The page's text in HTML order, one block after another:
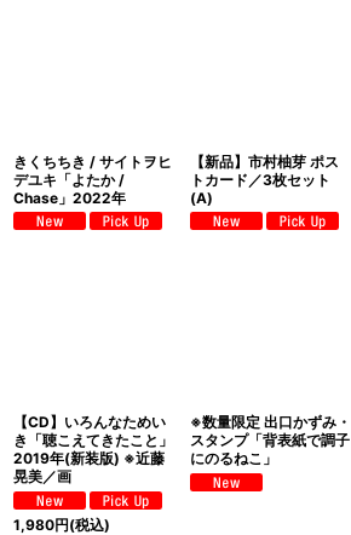
きくちちき / サイトヲヒ
デユキ「よたか /
Chase」2022年
【新品】市村柚芽 ポス
トカード／3枚セット
(A)
【CD】いろんなためい
き「聴こえてきたこと」
2019年(新装版) ※近藤
晃美／画
1,980円(税込)
※数量限定 出口かずみ・
スタンプ「背表紙で調子
にのるねこ」